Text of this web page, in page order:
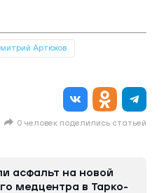
Артюхов
0 человек поделились статьей
асфальт на новой
медцентра в Тарко-